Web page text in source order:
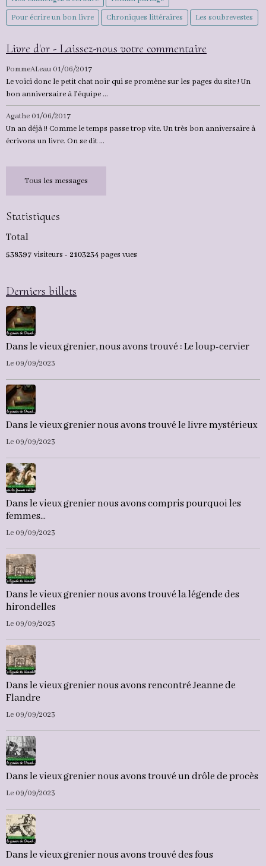
Pour écrire un bon livre
Chroniques littéraires Les soubrevestes
Livre d'or - Laissez-nous votre commentaire
PommeALeau 01/06/2017
Le voici donc le petit chat noir qui se promène sur les pages du site ! Un
bon anniversaire à l'équipe ...
Agathe 01/06/2017
Un an déjà !! Comme le temps passe trop vite. Un très bon anniversaire à
écrivons un livre. On se dit ...
Tous les messages
Statistiques
Total
538397 visiteurs - 2103234 pages vues
Derniers billets
Dans le vieux grenier, nous avons trouvé : Le loup-cervier
Le 09/09/2023
Dans le vieux grenier nous avons trouvé le livre mystérieux
Le 09/09/2023
Dans le vieux grenier nous avons compris pourquoi les
femmes...
Le 09/09/2023
Dans le vieux grenier nous avons trouvé la légende des
hirondelles
Le 09/09/2023
Dans le vieux grenier nous avons rencontré Jeanne de
Flandre
Le 09/09/2023
Dans le vieux grenier nous avons trouvé un drôle de procès
Le 09/09/2023
Dans le vieux grenier nous avons trouvé des fous